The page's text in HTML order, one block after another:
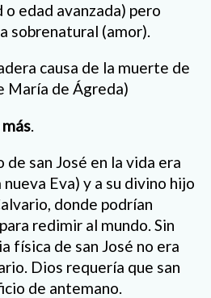
edad avanzada) pero
sobrenatural (amor).
causa de la muerte de
María de Ágreda)
san José en la vida era
Eva) y a su divino hijo
donde podrían
redimir al mundo. Sin
física de san José no era
Dios requería que san
de antemano.